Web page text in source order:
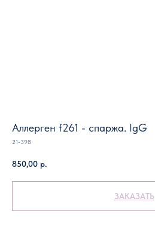
Аллерген f261 - спаржа. IgG
21-398
850,00 р.
ЗАКАЗАТЬ